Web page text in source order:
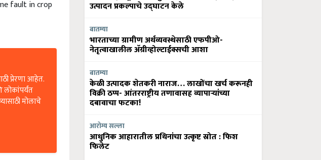
प्रेरणा आहेत.
मोलाचे
उत्पादन प्रकल्पाचे उद्घाटन केले
बातम्या
भारताच्या ग्रामीण अर्थव्यवस्थेसाठी एफपीओ-
नेतृत्वाखालील अ‍ॅग्रीव्होल्टाईक्सची आशा
बातम्या
केळी उत्पादक शेतकरी नाराज… लाखोंचा खर्च करूनही
विक्री ठप्प- आंतरराष्ट्रीय तणावासह व्यापाऱ्यांच्या
दबावाचा फटका!
आरोग्य सल्ला
आधुनिक आहारातील प्रथिनांचा उत्कृष्ट स्रोत : फिश
फिलेट